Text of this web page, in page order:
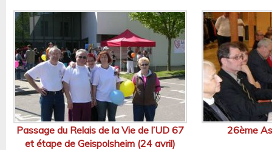
Passage du Relais de la Vie de l’UD 67
et étape de Geispolsheim (24 avril)
26ème